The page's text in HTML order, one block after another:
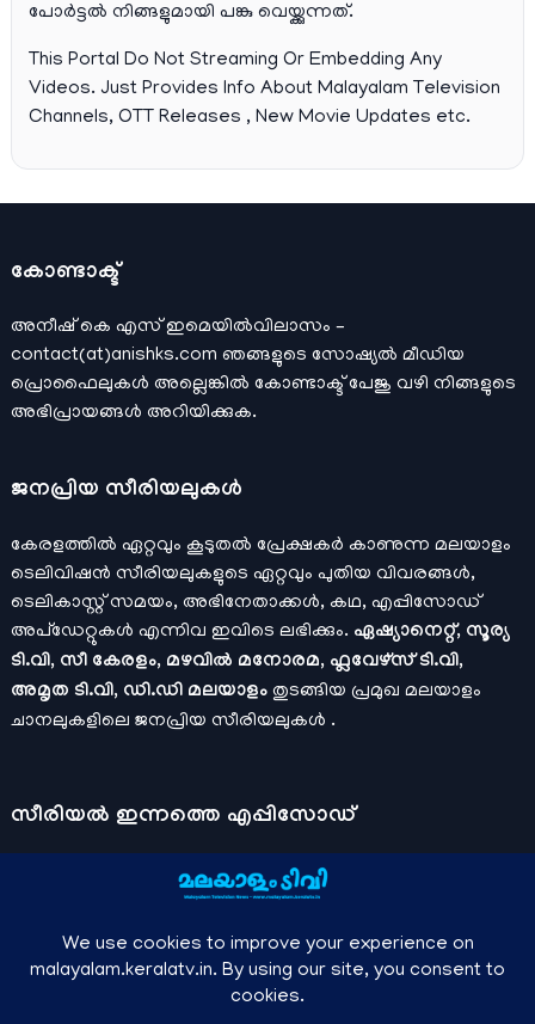
പോര്‍ട്ടല്‍ നിങ്ങളുമായി പങ്കു വെയ്ക്കുന്നത്.
This Portal Do Not Streaming Or Embedding Any
Videos. Just Provides Info About Malayalam Television
Channels, OTT Releases , New Movie Updates etc.
കോണ്ടാക്ട്
അനീഷ്‌ കെ എസ് ഇമെയില്‍വിലാസം –
contact(at)anishks.com ഞങ്ങളുടെ സോഷ്യല്‍ മീഡിയ
പ്രൊഫൈലുകള്‍ അല്ലെങ്കില്‍ കോണ്ടാക്ട്പേജു വഴി നിങ്ങളുടെ
അഭിപ്രായങ്ങള്‍ അറിയിക്കുക.
ജനപ്രിയ സീരിയലുകള്‍
കേരളത്തിൽ ഏറ്റവും കൂടുതൽ പ്രേക്ഷകർ കാണുന്ന മലയാളം
ടെലിവിഷൻ സീരിയലുകളുടെ ഏറ്റവും പുതിയ വിവരങ്ങൾ,
ടെലികാസ്റ്റ് സമയം, അഭിനേതാക്കൾ, കഥ, എപ്പിസോഡ്
അപ്ഡേറ്റുകൾ എന്നിവ ഇവിടെ ലഭിക്കും. ഏഷ്യാനെറ്റ്, സൂര്യ
ടി.വി, സീ കേരളം, മഴവിൽ മനോരമ, ഫ്ലവേഴ്സ് ടി.വി,
അമൃത ടി.വി, ഡി.ഡി മലയാളം തുടങ്ങിയ പ്രമുഖ മലയാളം
ചാനലുകളിലെ ജനപ്രിയ സീരിയലുകൾ .
സീരിയല്‍ ഇന്നത്തെ എപ്പിസോഡ്
ചാനലുകളുടെ ഔദ്യോഗിക മൊബൈല്‍ ആപ്പുകള്‍ , ഒഫിഷ്യല്‍
യൂട്യൂബ് ചാനല്‍ ഇവ ഉപയോഗപ്പെടുത്തി കഴിഞ്ഞുപോയ
മനോരമ മാക്സ് , സണ്‍ നെക്സ്റ്റ്, സോണി ലിവ് , നെറ്റ് ഫ്ലിക്സ്
തുടങ്ങിയ ഒടിടി ആപ്പുകള്‍ വഴിയുള്ള സിനിമ ഓണ്‍ലൈന്‍